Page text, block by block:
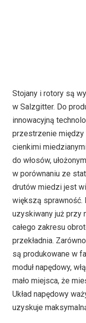
Stojany i rotory są
w Salzgitter. Do
innowacyjną
przestrzenie między
cienkimi
do włosów,
w porównaniu ze
drutów miedzi jest
większą sprawność.
uzyskiwany już przy
całego zakresu
przekładnia.
są produkowane w
moduł napędowy,
mało miejsca, że
Układ napędowy
uzyskuje